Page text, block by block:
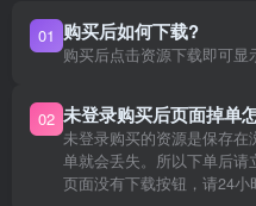
01 购买后如何下载?
购买后点击资源下载即可显
02 未登录购买后页面掉单
未登录购买的资源是保存
单就会丢失。所以下单后
页面没有下载按钮，请24小